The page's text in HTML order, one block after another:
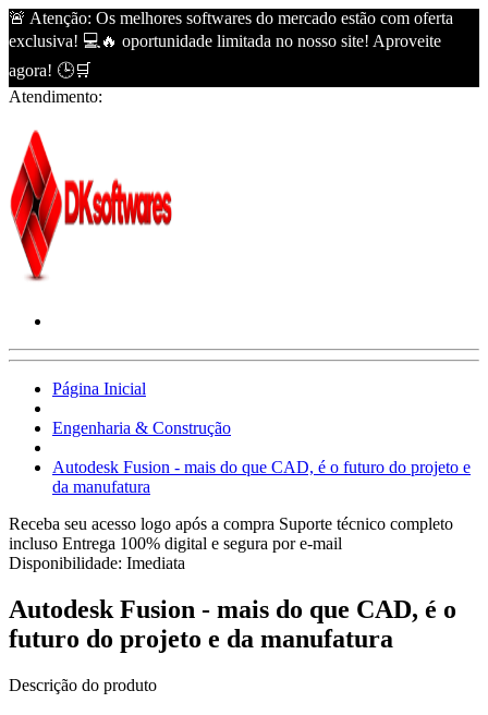
🚨 Atenção: Os melhores softwares do mercado estão com oferta
exclusiva! 💻🔥 oportunidade limitada no nosso site! Aproveite
agora! 🕒🛒
Atendimento:
Página Inicial
Engenharia & Construção
Autodesk Fusion - mais do que CAD, é o futuro do projeto e
da manufatura
Receba seu acesso logo após a compra Suporte técnico completo
incluso Entrega 100% digital e segura por e-mail
Disponibilidade: Imediata
Autodesk Fusion - mais do que CAD, é o
futuro do projeto e da manufatura
Descrição do produto